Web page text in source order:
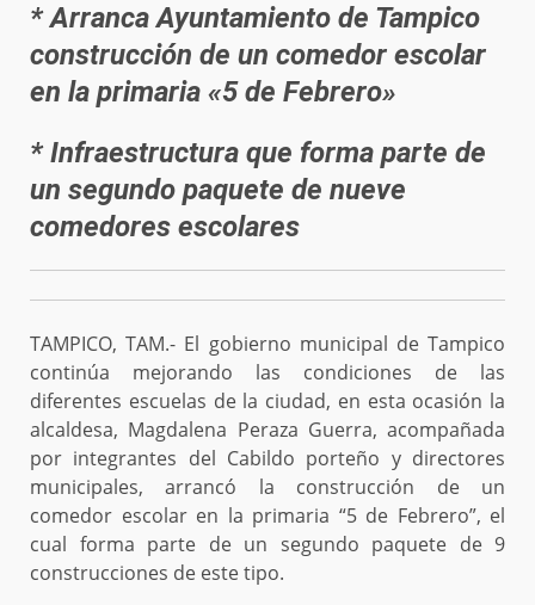
* Arranca Ayuntamiento de Tampico
construcción de un comedor escolar
en la primaria «5 de Febrero»
* Infraestructura que forma parte de
un segundo paquete de nueve
comedores escolares
TAMPICO, TAM.- El gobierno municipal de Tampico
continúa mejorando las condiciones de las
diferentes escuelas de la ciudad, en esta ocasión la
alcaldesa, Magdalena Peraza Guerra, acompañada
por integrantes del Cabildo porteño y directores
municipales, arrancó la construcción de un
comedor escolar en la primaria “5 de Febrero”, el
cual forma parte de un segundo paquete de 9
construcciones de este tipo.